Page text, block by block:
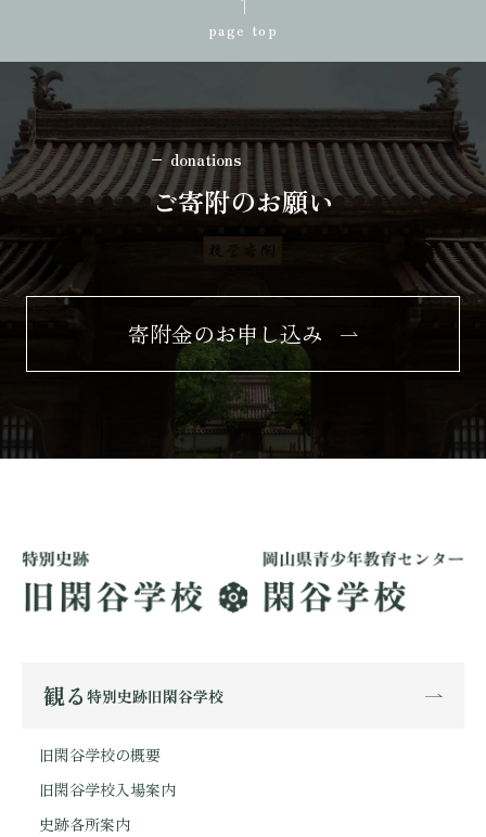
page top
donations
ご寄附のお願い
寄附金のお申し込み
観る 特別史跡旧閑谷学校
旧閑谷学校の概要
旧閑谷学校入場案内
史跡各所案内